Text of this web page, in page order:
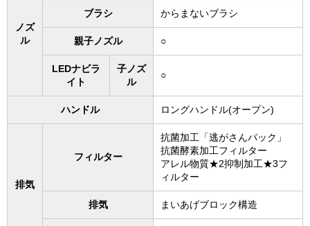
ノズ
ル
ブラシ からまないブラシ
親子ノズル ○
LEDナビラ
イト
子ノズ
ル
○
ハンドル ロングハンドル(オープン)
排気
フィルター
抗菌加工「逃がさんパック」
抗菌酵素加工フィルター
アレル物質★2抑制加工★3フ
ィルター
排気 まいあげブロック構造